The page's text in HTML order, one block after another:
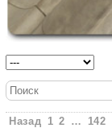
Назад 1 2 … 142